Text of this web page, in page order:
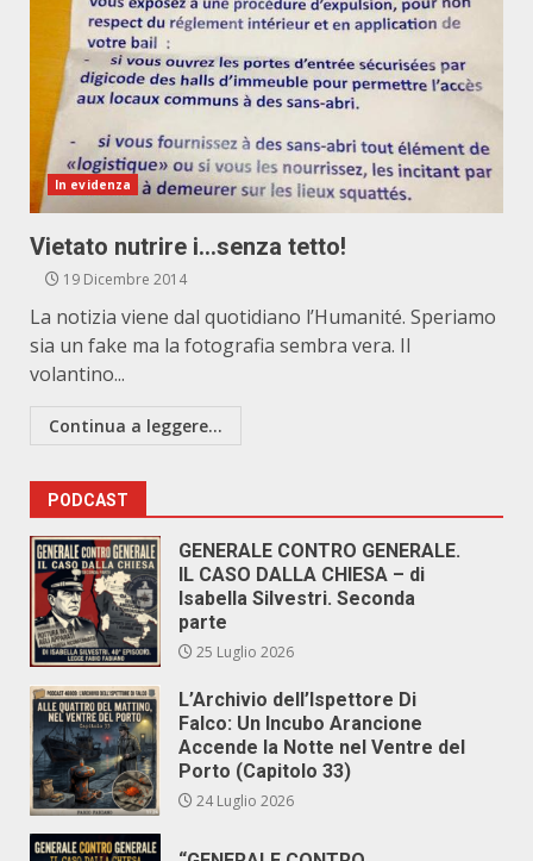
In evidenza
Vietato nutrire i…senza tetto!
19 Dicembre 2014
La notizia viene dal quotidiano l’Humanité. Speriamo
sia un fake ma la fotografia sembra vera. Il
volantino...
Continua a leggere...
PODCAST
GENERALE CONTRO GENERALE.
IL CASO DALLA CHIESA – di
Isabella Silvestri. Seconda
parte
25 Luglio 2026
L’Archivio dell’Ispettore Di
Falco: Un Incubo Arancione
Accende la Notte nel Ventre del
Porto (Capitolo 33)
24 Luglio 2026